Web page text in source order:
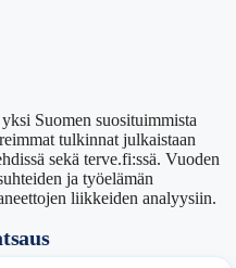
Suomen suosituimmista
tulkinnat julkaistaan
sekä terve.fi:ssä. Vuoden
ja työelämän
liikkeiden analyysiin.